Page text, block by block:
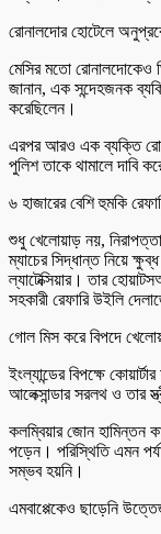
রোনালদোর হোটেলে
মেসির মতো রোনালদোকেও
জানান, এক সন্দেহজনক
করেছিলেন।
এরপর আরও এক ব্যক্তি
পুলিশ তাকে থামালে দাবি
৬ হাজারের বেশি হুমকি
শুধু খেলোয়াড় নয়,
ম্যাচের সিদ্ধান্ত নিয়ে
ল্যাটেক্সিয়ার। তার
সহকারী রেফারি উইলি
গোল মিস করে বিপদে
ইংল্যান্ডের বিপক্ষে
আলেক্সান্ডার সরলথ ও তার
কলম্বিয়ার জোন হামিন্তন
পড়েন। পরিস্থিতি এমন
সম্ভব হয়নি।
এমবাপ্পেকেও ছাড়েনি